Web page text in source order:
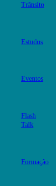
Trânsito
Estudos
Eventos
Flash
Talk
Formação